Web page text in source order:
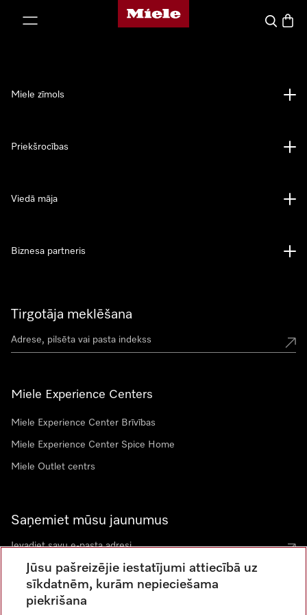
Miele mājas lapa
Tirgotāja meklēšana
Miele Experience Centers
Miele Experience Center Brīvības
Miele Experience Center Spice Home
Miele Outlet centrs
Saņemiet mūsu jaunumus
Miele zīmols
Priekšrocības
Viedā māja
Biznesa partneris
Jūsu pašreizējie iestatījumi attiecībā uz
sīkdatnēm, kurām nepieciešama
piekrišana